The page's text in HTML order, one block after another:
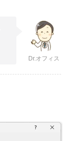
Dr.オフィス